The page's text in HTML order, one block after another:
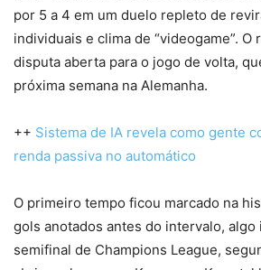
por 5 a 4 em um duelo repleto de
individuais e clima de “videogame”. O
disputa aberta para o jogo de volta,
próxima semana na Alemanha.
++ Sistema de IA revela como gente
renda passiva no automático
O primeiro tempo ficou marcado na
gols anotados antes do intervalo, algo
semifinal de Champions League,